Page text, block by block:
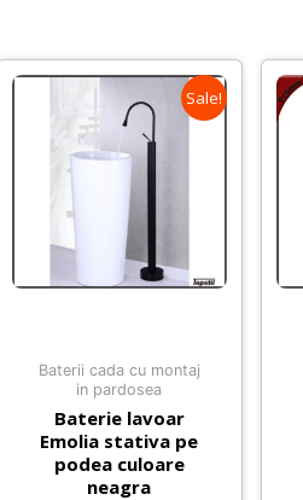
Sale!
Baterii cada cu montaj
in pardosea
Baterie lavoar
Emolia stativa pe
podea culoare
neagra